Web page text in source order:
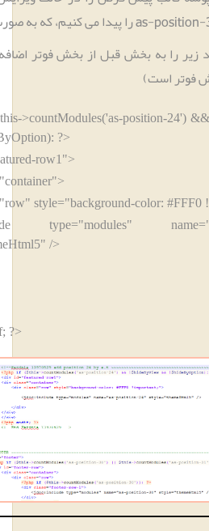
قبل از بخش فوتر اضافه می نماییم.
<?php if ($this->countModules('as-
&& !$hideByOption): ?>
<div id="featured-row1">
<div class="container">
<div class="row" style="background-
<jdoc:include
style="themeHtml5" />
<?php endif; ?>